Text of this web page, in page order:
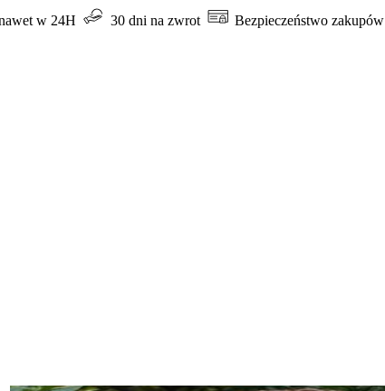
w 24H 30 dni na zwrot Bezpieczeństwo zakupów